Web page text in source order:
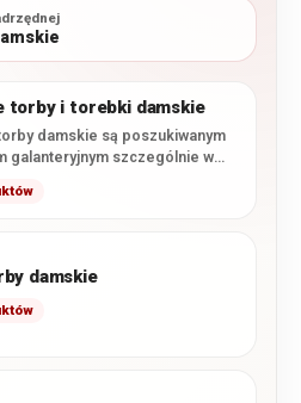
torby i torebki damskie
damskie są poszukiwanym
galanteryjnym szczególnie w
damskie